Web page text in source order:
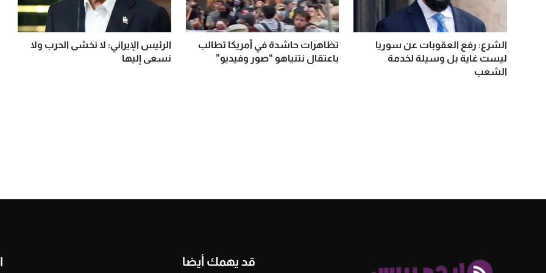
الشرع: رفع العقوبات عن سوريا
ليست غاية بل وسيلة لخدمة
الشعب
تظاهرات حاشدة في أمريكا تطالب
باعتقال نتنياهو “صور وفيديو”
الرئيس الإيراني: لا نخشى الحرب ولا
نسعى إليها
قد يهمك أيضا